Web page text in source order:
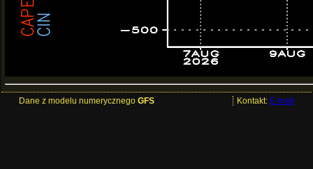
Dane z modelu numerycznego GFS Kontakt: E-mail